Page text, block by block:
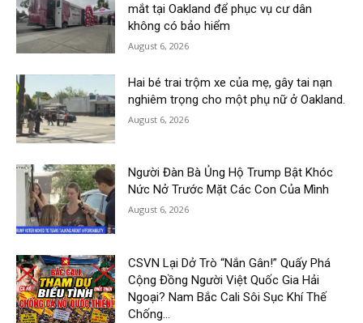
mắt tại Oakland để phục vụ cư dân
không có bảo hiểm
August 6, 2026
Hai bé trai trộm xe của mẹ, gây tai nạn
nghiêm trọng cho một phụ nữ ở Oakland.
August 6, 2026
Người Đàn Bà Ủng Hộ Trump Bật Khóc
Nức Nở Trước Mặt Các Con Của Mình
August 6, 2026
CSVN Lại Dở Trò “Nắn Gân!” Quấy Phá
Cộng Đồng Người Việt Quốc Gia Hải
Ngoại? Nam Bắc Cali Sôi Sục Khí Thế
Chống...